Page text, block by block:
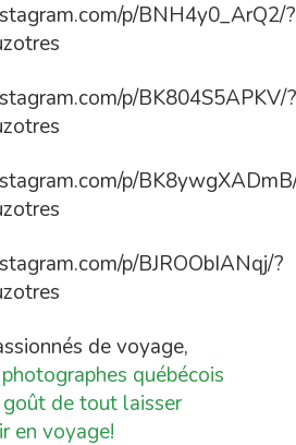
p/BNH4y0_ArQ2/?
p/BK804S5APKV/?
p/
p/BJROObIANqj/?
de voyage,
québécois
de tout laisser
en voyage!